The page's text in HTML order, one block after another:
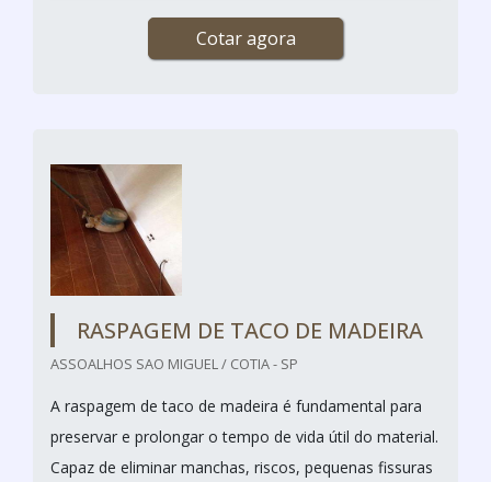
Cotar agora
RASPAGEM DE TACO DE MADEIRA
ASSOALHOS SAO MIGUEL / COTIA - SP
A raspagem de taco de madeira é fundamental para
preservar e prolongar o tempo de vida útil do material.
Capaz de eliminar manchas, riscos, pequenas fissuras